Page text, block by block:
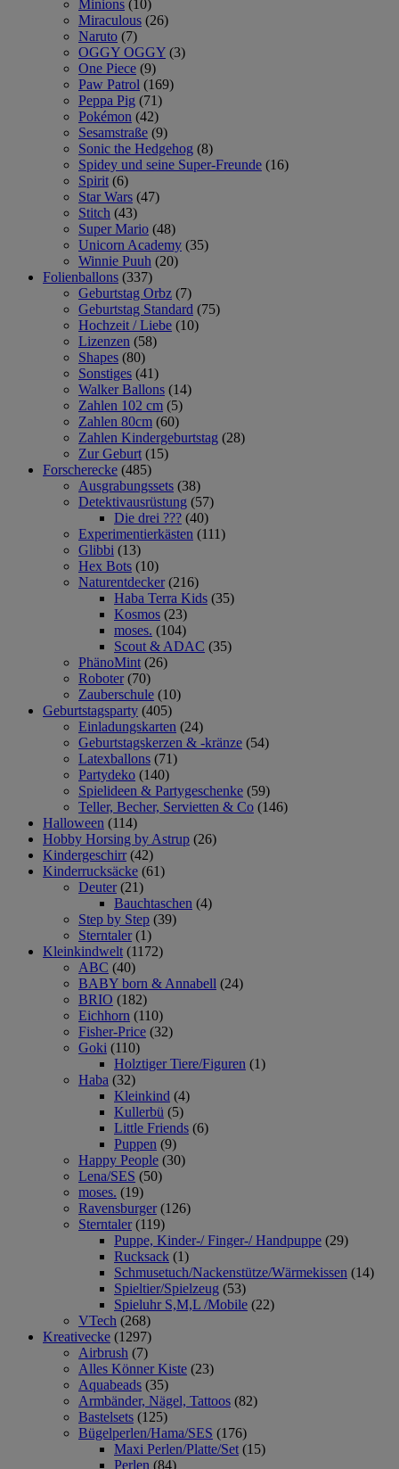
Minions (10)
Miraculous (26)
Naruto (7)
OGGY OGGY (3)
One Piece (9)
Paw Patrol (169)
Peppa Pig (71)
Pokémon (42)
Sesamstraße (9)
Sonic the Hedgehog (8)
Spidey und seine Super-Freunde (16)
Spirit (6)
Star Wars (47)
Stitch (43)
Super Mario (48)
Unicorn Academy (35)
Winnie Puuh (20)
Folienballons (337)
Geburtstag Orbz (7)
Geburtstag Standard (75)
Hochzeit / Liebe (10)
Lizenzen (58)
Shapes (80)
Sonstiges (41)
Walker Ballons (14)
Zahlen 102 cm (5)
Zahlen 80cm (60)
Zahlen Kindergeburtstag (28)
Zur Geburt (15)
Forscherecke (485)
Ausgrabungssets (38)
Detektivausrüstung (57)
Die drei ??? (40)
Experimentierkästen (111)
Glibbi (13)
Hex Bots (10)
Naturentdecker (216)
Haba Terra Kids (35)
Kosmos (23)
moses. (104)
Scout & ADAC (35)
PhänoMint (26)
Roboter (70)
Zauberschule (10)
Geburtstagsparty (405)
Einladungskarten (24)
Geburtstagskerzen & -kränze (54)
Latexballons (71)
Partydeko (140)
Spielideen & Partygeschenke (59)
Teller, Becher, Servietten & Co (146)
Halloween (114)
Hobby Horsing by Astrup (26)
Kindergeschirr (42)
Kinderrucksäcke (61)
Deuter (21)
Bauchtaschen (4)
Step by Step (39)
Sterntaler (1)
Kleinkindwelt (1172)
ABC (40)
BABY born & Annabell (24)
BRIO (182)
Eichhorn (110)
Fisher-Price (32)
Goki (110)
Holztiger Tiere/Figuren (1)
Haba (32)
Kleinkind (4)
Kullerbü (5)
Little Friends (6)
Puppen (9)
Happy People (30)
Lena/SES (50)
moses. (19)
Ravensburger (126)
Sterntaler (119)
Puppe, Kinder-/ Finger-/ Handpuppe (29)
Rucksack (1)
Schmusetuch/Nackenstütze/Wärmekissen (14)
Spieltier/Spielzeug (53)
Spieluhr S,M,L /Mobile (22)
VTech (268)
Kreativecke (1297)
Airbrush (7)
Alles Könner Kiste (23)
Aquabeads (35)
Armbänder, Nägel, Tattoos (82)
Bastelsets (125)
Bügelperlen/Hama/SES (176)
Maxi Perlen/Platte/Set (15)
Perlen (84)